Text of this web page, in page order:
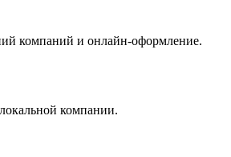
компаний и онлайн-оформление.
компании.